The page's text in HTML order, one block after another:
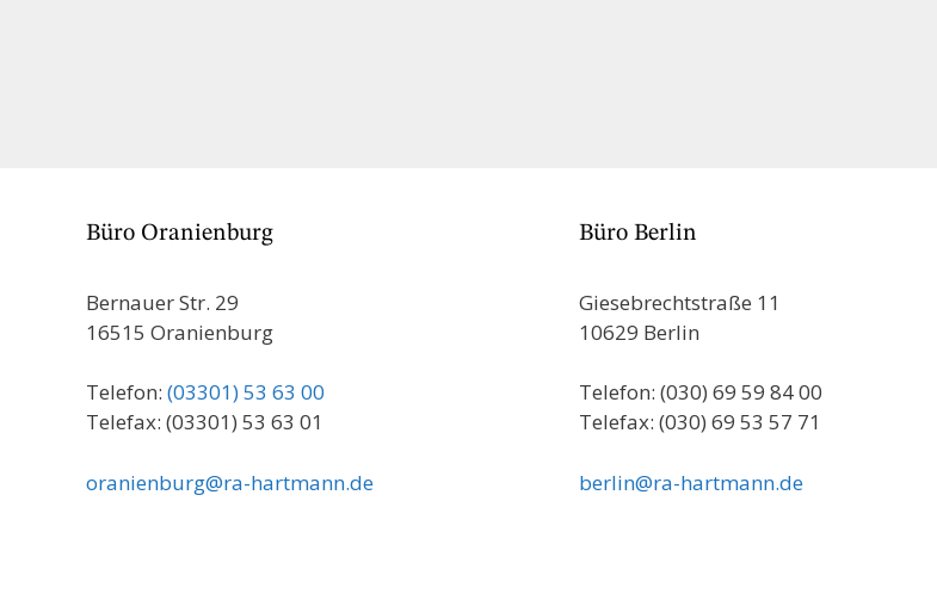
Büro Oranienburg
Bernauer Str. 29
16515 Oranienburg
Telefon: (03301) 53 63 00
Telefax: (03301) 53 63 01
oranienburg@ra-hartmann.de
Büro Berlin
Giesebrechtstraße 11
10629 Berlin
Telefon: (030) 69 59 84 00
Telefax: (030) 69 53 57 71
berlin@ra-hartmann.de